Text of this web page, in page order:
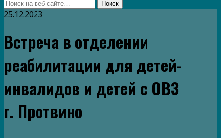
25.12.2023
Встреча в отделении
реабилитации для детей-
инвалидов и детей с ОВЗ
г. Протвино